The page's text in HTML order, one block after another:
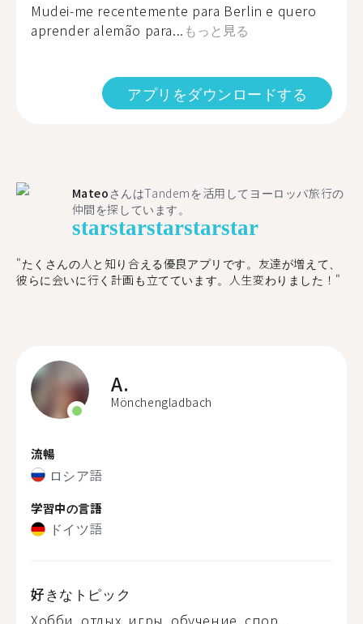
Mudei-me recentemente para Berlin e quero
aprender alemão para... もっと見る
アプリをダウンロードする
Mateo さんはTandemを活用してヨーロッパ旅行の
仲間を探しています。
starstarstarstarstar
"たくさんの人と知り合える優良アプリです。友達が増えて、
彼らに会いに行く計画も立てています。人生変わりました！"
A.
Mönchengladbach
流暢
ロシア語
学習中の言語
ドイツ語
好きなトピック
Хобби, отдых, игры, обучение, спор...